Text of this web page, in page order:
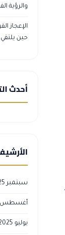
والرؤية
الإعجاز
حين يلتقي
أحدث
سبتمبر 2025
أغسطس 2025
يوليو 2025